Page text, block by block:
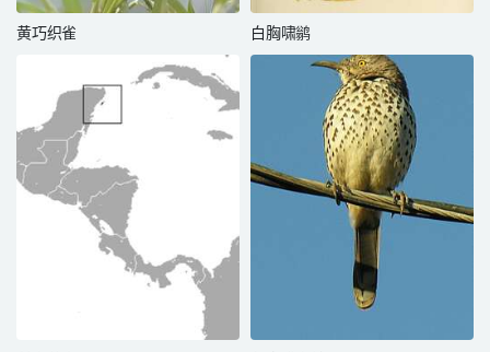
黄巧织雀 白胸啸鹟